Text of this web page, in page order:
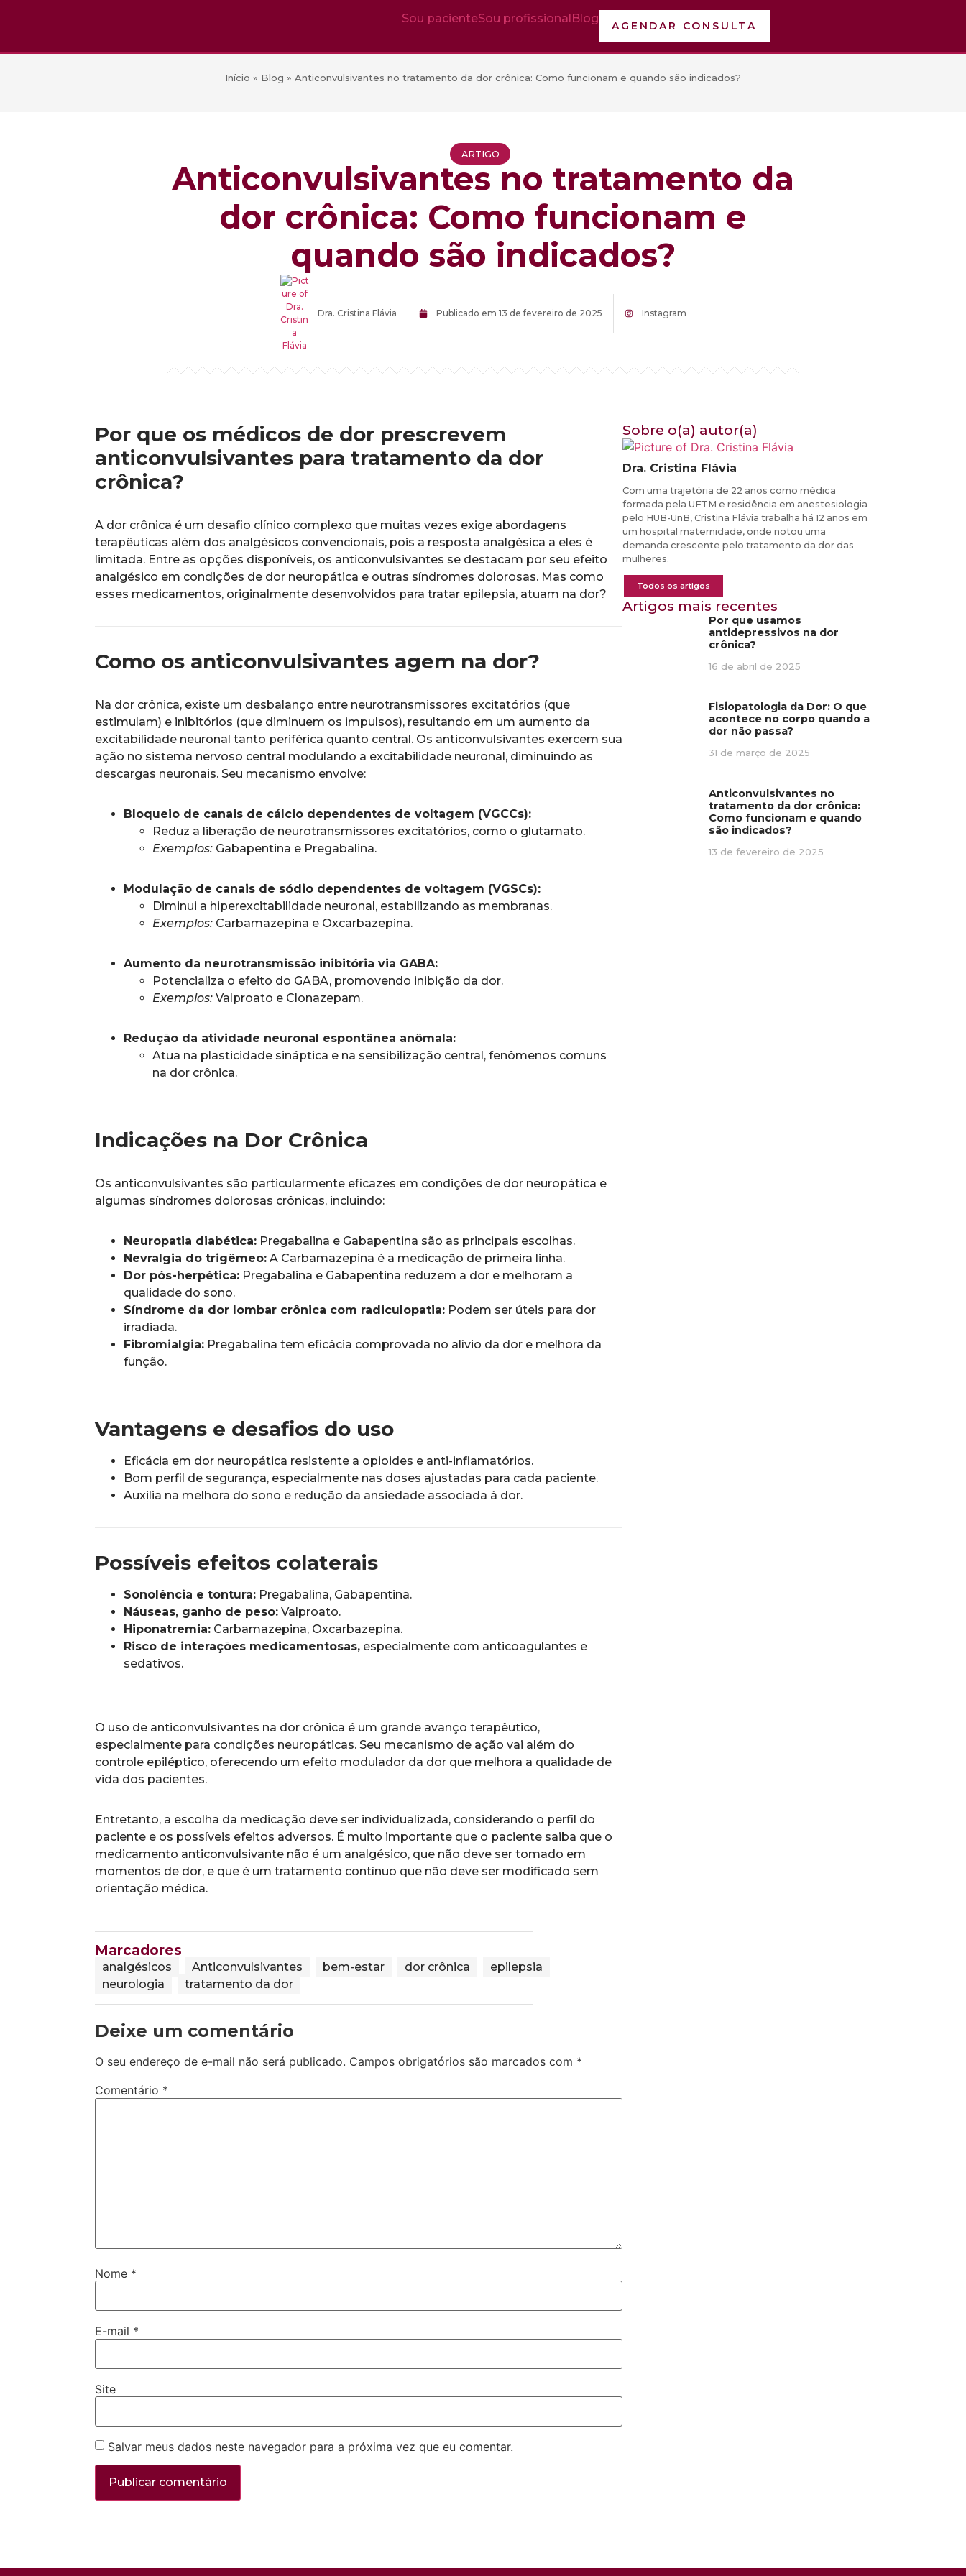
Sou pacienteSou profissionalBlog
AGENDAR CONSULTA
Início » Blog » Anticonvulsivantes no tratamento da dor crônica: Como funcionam e quando são indicados?
ARTIGO
Anticonvulsivantes no tratamento da
dor crônica: Como funcionam e
quando são indicados?
Dra. Cristina Flávia Publicado em 13 de fevereiro de 2025 Instagram
Por que os médicos de dor prescrevem
anticonvulsivantes para tratamento da dor
crônica?
A dor crônica é um desafio clínico complexo que muitas vezes exige abordagens
terapêuticas além dos analgésicos convencionais, pois a resposta analgésica a eles é
limitada. Entre as opções disponíveis, os anticonvulsivantes se destacam por seu efeito
analgésico em condições de dor neuropática e outras síndromes dolorosas. Mas como
esses medicamentos, originalmente desenvolvidos para tratar epilepsia, atuam na dor?
Como os anticonvulsivantes agem na dor?
Na dor crônica, existe um desbalanço entre neurotransmissores excitatórios (que
estimulam) e inibitórios (que diminuem os impulsos), resultando em um aumento da
excitabilidade neuronal tanto periférica quanto central. Os anticonvulsivantes exercem sua
ação no sistema nervoso central modulando a excitabilidade neuronal, diminuindo as
descargas neuronais. Seu mecanismo envolve:
Bloqueio de canais de cálcio dependentes de voltagem (VGCCs):
Reduz a liberação de neurotransmissores excitatórios, como o glutamato.
Exemplos: Gabapentina e Pregabalina.
Modulação de canais de sódio dependentes de voltagem (VGSCs):
Diminui a hiperexcitabilidade neuronal, estabilizando as membranas.
Exemplos: Carbamazepina e Oxcarbazepina.
Aumento da neurotransmissão inibitória via GABA:
Potencializa o efeito do GABA, promovendo inibição da dor.
Exemplos: Valproato e Clonazepam.
Redução da atividade neuronal espontânea anômala:
Atua na plasticidade sináptica e na sensibilização central, fenômenos comuns
na dor crônica.
Indicações na Dor Crônica
Os anticonvulsivantes são particularmente eficazes em condições de dor neuropática e
algumas síndromes dolorosas crônicas, incluindo:
Neuropatia diabética: Pregabalina e Gabapentina são as principais escolhas.
Nevralgia do trigêmeo: A Carbamazepina é a medicação de primeira linha.
Dor pós-herpética: Pregabalina e Gabapentina reduzem a dor e melhoram a
qualidade do sono.
Síndrome da dor lombar crônica com radiculopatia: Podem ser úteis para dor
irradiada.
Fibromialgia: Pregabalina tem eficácia comprovada no alívio da dor e melhora da
função.
Vantagens e desafios do uso
Eficácia em dor neuropática resistente a opioides e anti-inflamatórios.
Bom perfil de segurança, especialmente nas doses ajustadas para cada paciente.
Auxilia na melhora do sono e redução da ansiedade associada à dor.
Possíveis efeitos colaterais
Sonolência e tontura: Pregabalina, Gabapentina.
Náuseas, ganho de peso: Valproato.
Hiponatremia: Carbamazepina, Oxcarbazepina.
Risco de interações medicamentosas, especialmente com anticoagulantes e
sedativos.
O uso de anticonvulsivantes na dor crônica é um grande avanço terapêutico,
especialmente para condições neuropáticas. Seu mecanismo de ação vai além do
controle epiléptico, oferecendo um efeito modulador da dor que melhora a qualidade de
vida dos pacientes.
Entretanto, a escolha da medicação deve ser individualizada, considerando o perfil do
paciente e os possíveis efeitos adversos. É muito importante que o paciente saiba que o
medicamento anticonvulsivante não é um analgésico, que não deve ser tomado em
momentos de dor, e que é um tratamento contínuo que não deve ser modificado sem
orientação médica.
Marcadores
analgésicos Anticonvulsivantes bem-estar dor crônica
epilepsia
neurologia
tratamento da dor
Deixe um comentário
O seu endereço de e-mail não será publicado. Campos obrigatórios são marcados com *
Comentário *
Nome *
E-mail *
Site
Salvar meus dados neste navegador para a próxima vez que eu comentar.
Sobre o(a) autor(a)
Dra. Cristina Flávia
Com uma trajetória de 22 anos como médica
formada pela UFTM e residência em anestesiologia
pelo HUB-UnB, Cristina Flávia trabalha há 12 anos em
um hospital maternidade, onde notou uma
demanda crescente pelo tratamento da dor das
mulheres.
Todos os artigos
Artigos mais recentes
Por que usamos
antidepressivos na dor
crônica?
16 de abril de 2025
Fisiopatologia da Dor: O que
acontece no corpo quando a
dor não passa?
31 de março de 2025
Anticonvulsivantes no
tratamento da dor crônica:
Como funcionam e quando
são indicados?
13 de fevereiro de 2025